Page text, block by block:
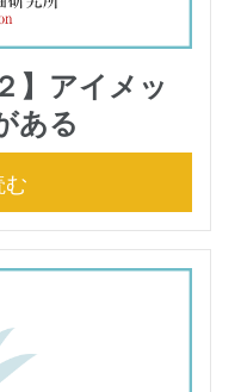
】アイメッ
ある